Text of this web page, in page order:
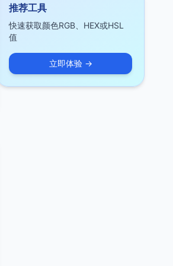
推荐工具
快速获取颜色RGB、HEX或HSL
值
立即体验 →